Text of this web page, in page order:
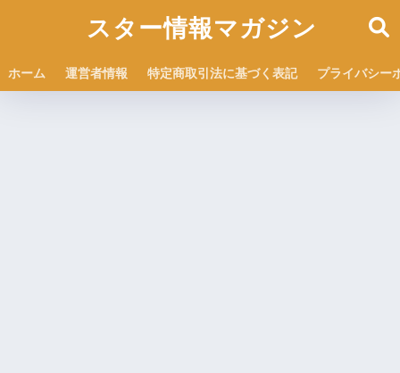
スター情報マガジン
ホーム 運営者情報 特定商取引法に基づく表記 プライバシー